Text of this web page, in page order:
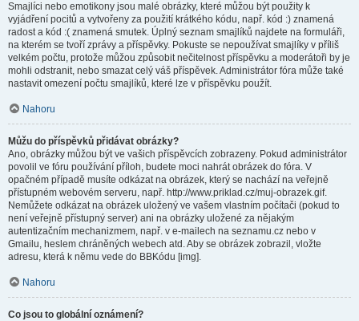
Smajlíci nebo emotikony jsou malé obrázky, které můžou být použity k
vyjádření pocitů a vytvořeny za použití krátkého kódu, např. kód :) znamená
radost a kód :( znamená smutek. Úplný seznam smajlíků najdete na formuláři,
na kterém se tvoří zprávy a příspěvky. Pokuste se nepoužívat smajlíky v příliš
velkém počtu, protože můžou způsobit nečitelnost příspěvku a moderátoři by je
mohli odstranit, nebo smazat celý váš příspěvek. Administrátor fóra může také
nastavit omezení počtu smajlíků, které lze v příspěvku použít.
Nahoru
Můžu do příspěvků přidávat obrázky?
Ano, obrázky můžou být ve vašich příspěvcích zobrazeny. Pokud administrátor
povolil ve fóru používání příloh, budete moci nahrát obrázek do fóra. V
opačném případě musíte odkázat na obrázek, který se nachází na veřejně
přístupném webovém serveru, např. http://www.priklad.cz/muj-obrazek.gif.
Nemůžete odkázat na obrázek uložený ve vašem vlastním počítači (pokud to
není veřejně přístupný server) ani na obrázky uložené za nějakým
autentizačním mechanizmem, např. v e-mailech na seznamu.cz nebo v
Gmailu, heslem chráněných webech atd. Aby se obrázek zobrazil, vložte
adresu, která k němu vede do BBKódu [img].
Nahoru
Co jsou to globální oznámení?